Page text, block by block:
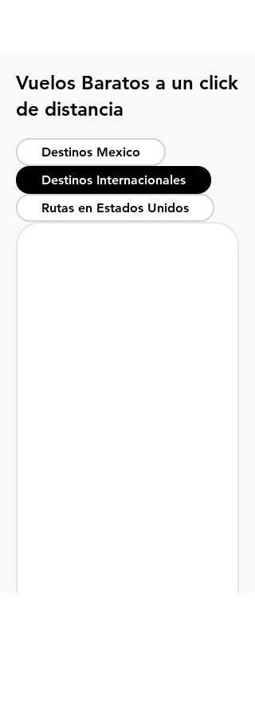
Vuelos Baratos a un click
de distancia
Destinos Mexico
Destinos Internacionales
Rutas en Estados Unidos